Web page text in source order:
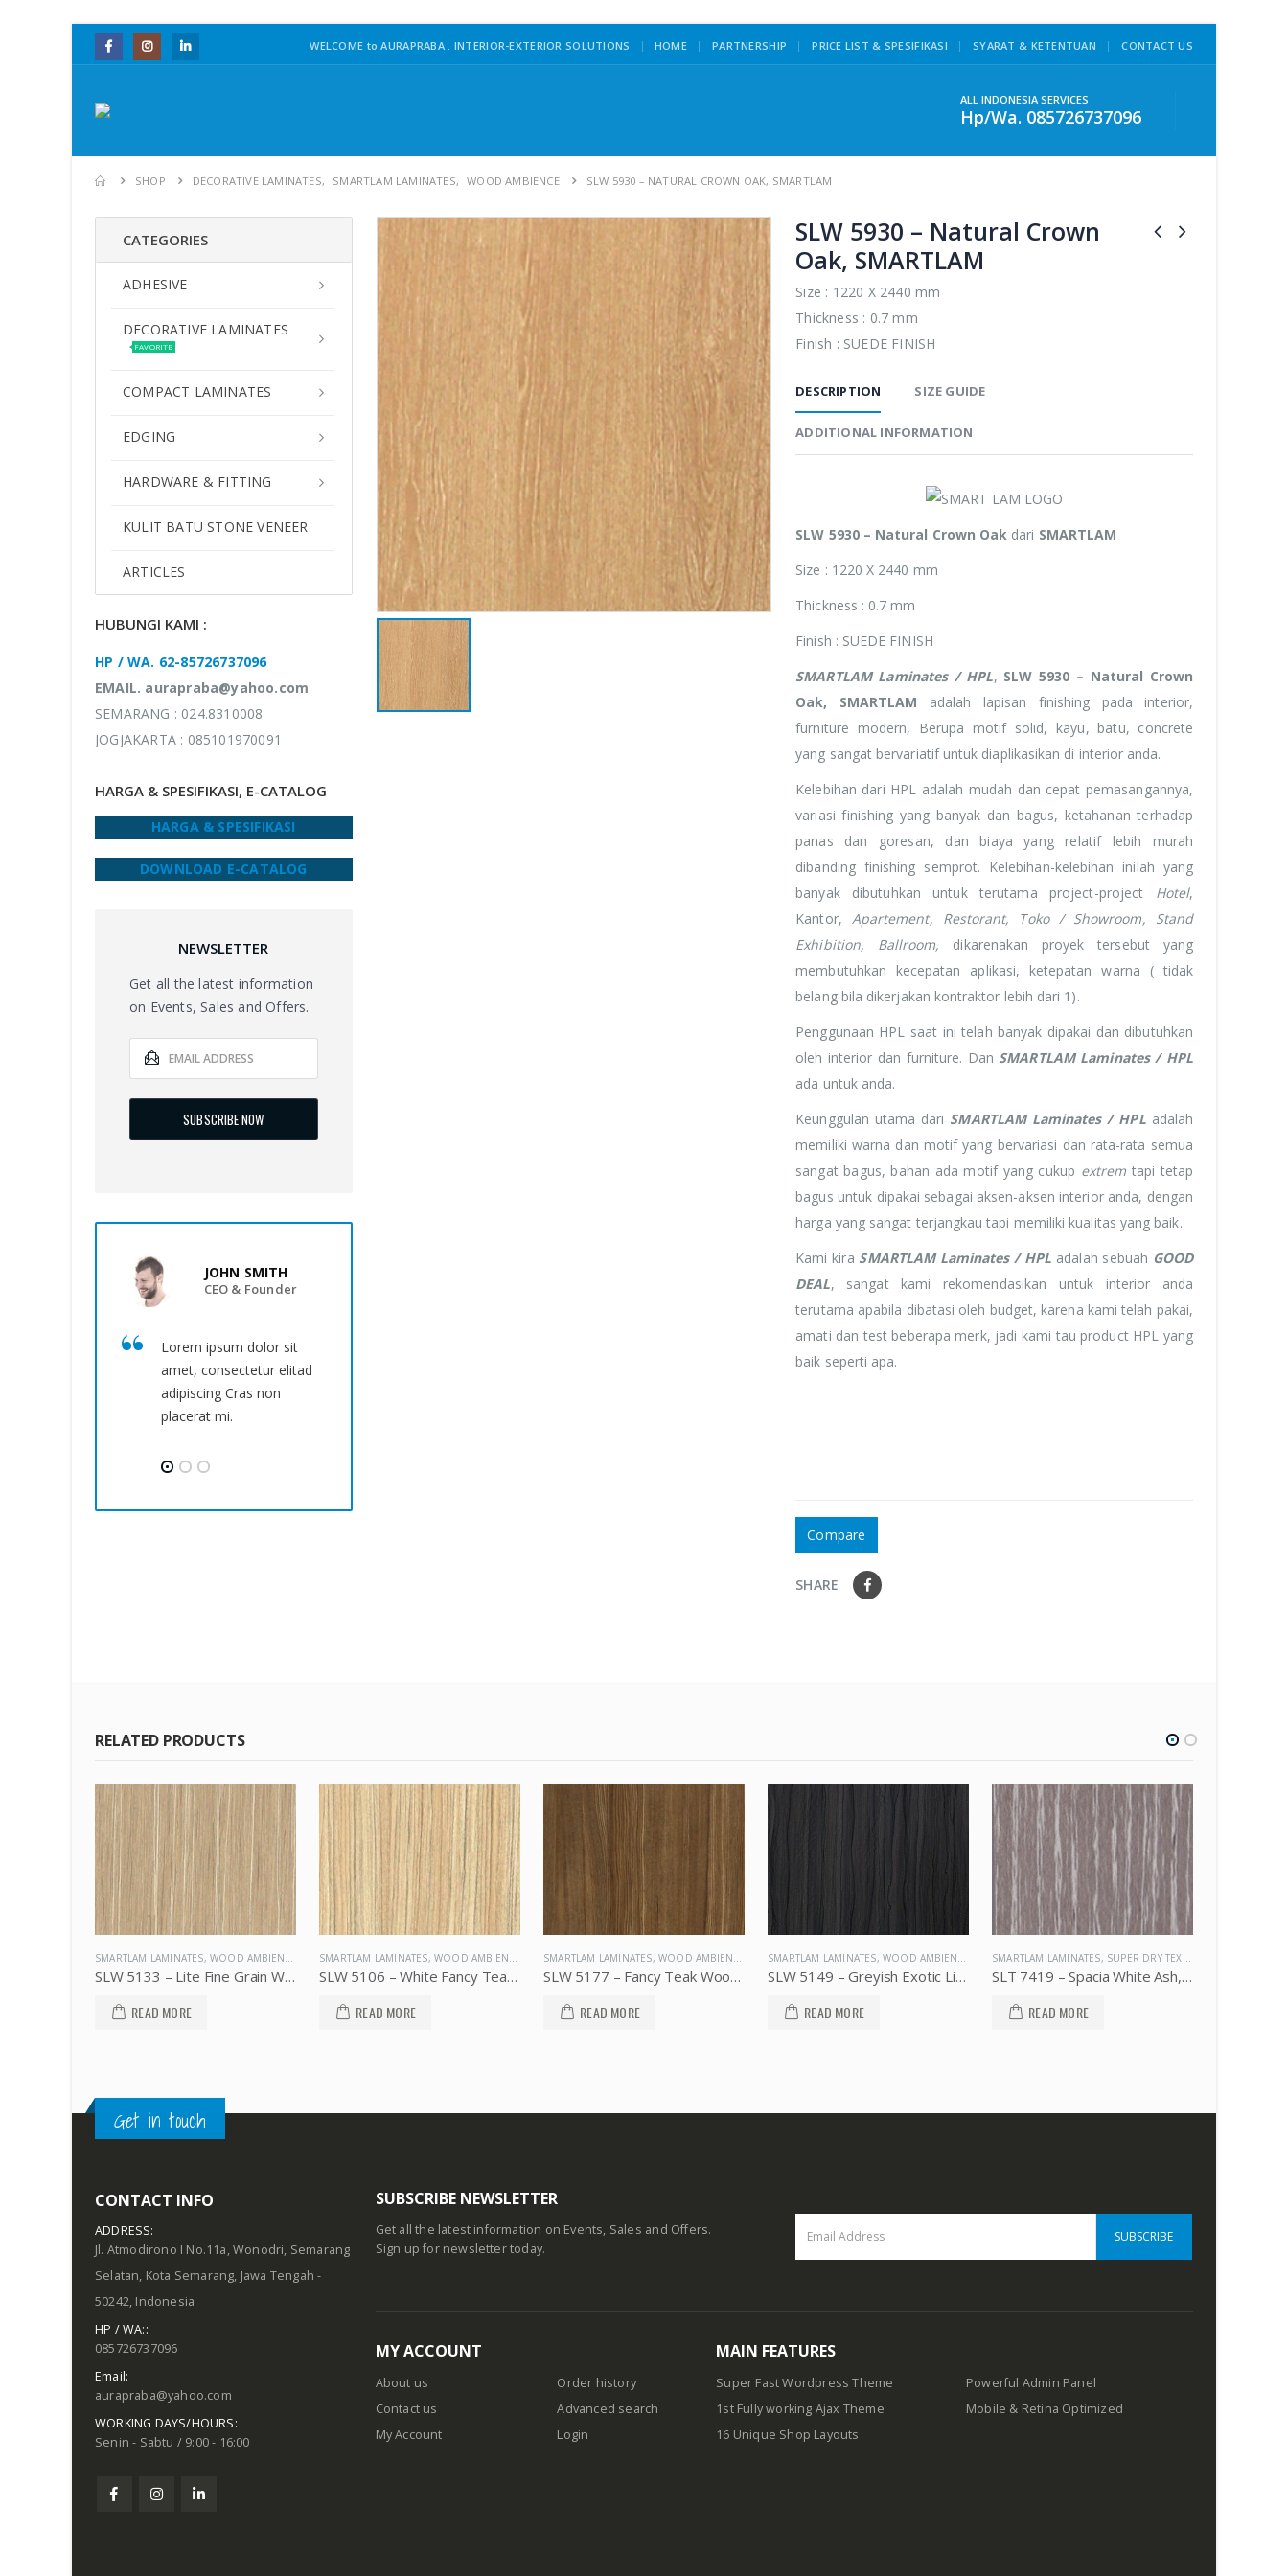
WELCOME to AURAPRABA . INTERIOR-EXTERIOR SOLUTIONS | HOME PARTNERSHIP PRICE LIST & SPESIFIKASI SYARAT & KETENTUAN CONTACT US
ALL INDONESIA SERVICES
Hp/Wa. 085726737096
SHOP DECORATIVE LAMINATES, SMARTLAM LAMINATES, WOOD AMBIENCE SLW 5930 – NATURAL CROWN OAK, SMARTLAM
SLW 5930 – Natural Crown
Oak, SMARTLAM
Size : 1220 X 2440 mm
Thickness : 0.7 mm
Finish : SUEDE FINISH
DESCRIPTION SIZE GUIDE
ADDITIONAL INFORMATION
SLW 5930 – Natural Crown Oak dari SMARTLAM
Size : 1220 X 2440 mm
Thickness : 0.7 mm
Finish : SUEDE FINISH
SMARTLAM Laminates / HPL, SLW 5930 – Natural Crown
Oak, SMARTLAM adalah lapisan finishing pada interior,
furniture modern, Berupa motif solid, kayu, batu, concrete
yang sangat bervariatif untuk diaplikasikan di interior anda.
Kelebihan dari HPL adalah mudah dan cepat pemasangannya,
variasi finishing yang banyak dan bagus, ketahanan terhadap
panas dan goresan, dan biaya yang relatif lebih murah
dibanding finishing semprot. Kelebihan-kelebihan inilah yang
banyak dibutuhkan untuk terutama project-project Hotel,
Kantor, Apartement, Restorant, Toko / Showroom, Stand
Exhibition, Ballroom, dikarenakan proyek tersebut yang
membutuhkan kecepatan aplikasi, ketepatan warna ( tidak
belang bila dikerjakan kontraktor lebih dari 1).
Penggunaan HPL saat ini telah banyak dipakai dan dibutuhkan
oleh interior dan furniture. Dan SMARTLAM Laminates / HPL
ada untuk anda.
Keunggulan utama dari SMARTLAM Laminates / HPLadalah
memiliki warna dan motif yang bervariasi dan rata-rata semua
sangat bagus, bahan ada motif yang cukup extremtapi tetap
bagus untuk dipakai sebagai aksen-aksen interior anda, dengan
harga yang sangat terjangkau tapi memiliki kualitas yang baik.
Kami kira SMARTLAM Laminates / HPL adalah sebuah GOOD
DEAL, sangat kami rekomendasikan untuk interior anda
terutama apabila dibatasi oleh budget, karena kami telah pakai,
amati dan test beberapa merk, jadi kami tau product HPL yang
baik seperti apa.
Compare
SHARE
CATEGORIES
ADHESIVE
DECORATIVE LAMINATES
FAVORITE
COMPACT LAMINATES
EDGING
HARDWARE & FITTING
KULIT BATU STONE VENEER
ARTICLES
HUBUNGI KAMI :
HP / WA. 62-85726737096
EMAIL. aurapraba@yahoo.com
SEMARANG : 024.8310008
JOGJAKARTA : 085101970091
HARGA & SPESIFIKASI, E-CATALOG
HARGA & SPESIFIKASI
DOWNLOAD E-CATALOG
NEWSLETTER
Get all the latest information
on Events, Sales and Offers.
JOHN SMITH
CEO & Founder
Lorem ipsum dolor sit
amet, consectetur elitad
adipiscing Cras non
placerat mi.
CEO & Founder
Lorem ipsum dolor sit
amet, consectetur elitad
RELATED PRODUCTS
SMARTLAM LAMINATES,WOOD AMBIENCE
SLW 5106 – White Fancy Teak, SMARTLAM
READ MORE
SMARTLAM LAMINATES,WOOD AMBIENCE
SLW 5177 – Fancy Teak Wood, SMARTLAM
READ MORE
SMARTLAM LAMINATES,WOOD AMBIENCE
SLW 5149 – Greyish Exotic Limba, SMARTLAM
READ MORE
SMARTLAM LAMINATES,SUPER DRY TEXTURE
SLT 7419 – Spacia White Ash, SMARTLAM
READ MORE
SMARTLAM LAMINATES, WOOD AMBIENCE
SLW 5102 – Natural Teak, SMARTLAM
READ MORE
Get in touch
CONTACT INFO
ADDRESS:
Jl. Atmodirono I No.11a, Wonodri, Semarang
Selatan, Kota Semarang, Jawa Tengah -
50242, Indonesia
HP / WA::
085726737096
Email:
aurapraba@yahoo.com
WORKING DAYS/HOURS:
Senin - Sabtu / 9:00 - 16:00
SUBSCRIBE NEWSLETTER
Get all the latest information on Events, Sales and Offers.
Sign up for newsletter today.
MY ACCOUNT
About us
Contact us
My Account
Order history
Advanced search
Login
MAIN FEATURES
Super Fast Wordpress Theme
1st Fully working Ajax Theme
16 Unique Shop Layouts
Powerful Admin Panel
Mobile & Retina Optimized